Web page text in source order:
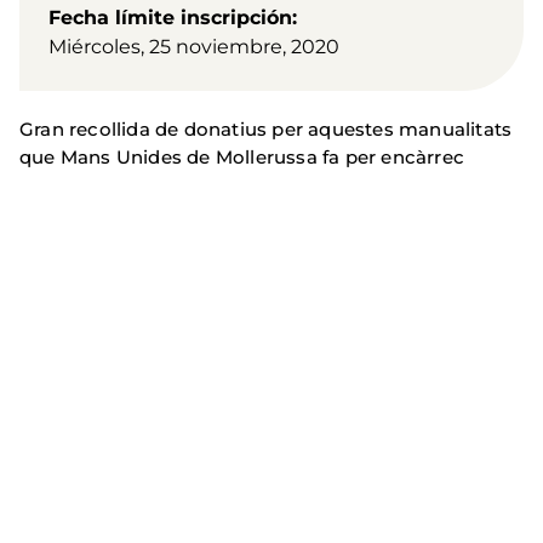
Fecha límite inscripción
Miércoles, 25 noviembre, 2020
Gran recollida de donatius per aquestes manualitats
que Mans Unides de Mollerussa fa per encàrrec